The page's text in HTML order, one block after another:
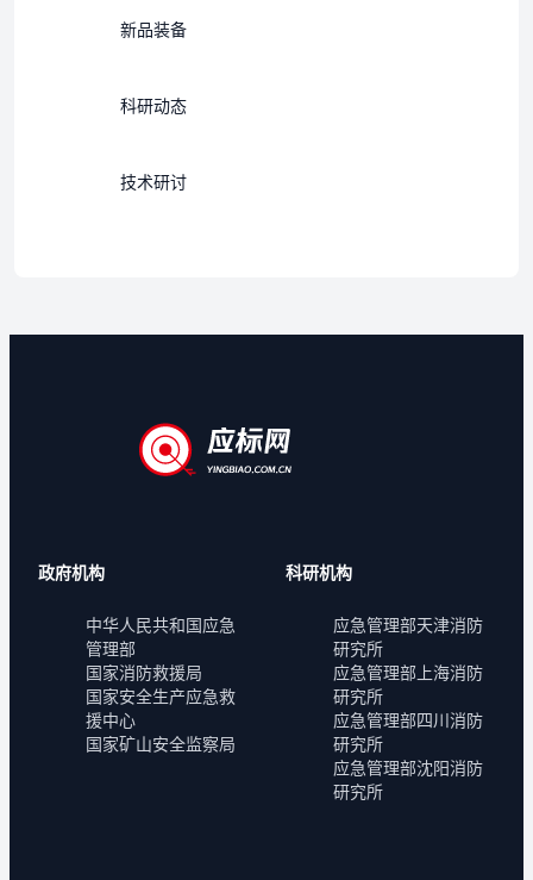
新品装备
科研动态
技术研讨
政府机构
中华人民共和国应急
管理部
国家消防救援局
国家安全生产应急救
援中心
国家矿山安全监察局
科研机构
应急管理部天津消防
研究所
应急管理部上海消防
研究所
应急管理部四川消防
研究所
应急管理部沈阳消防
研究所